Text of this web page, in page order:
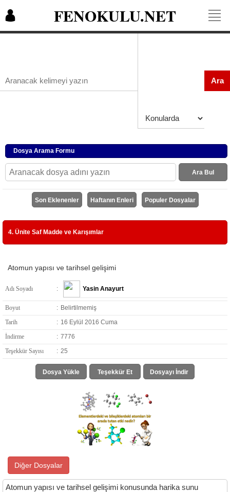
FENOKULU.NET
Ara
Dosya Arama Formu
Ara Bul
Son Eklenenler Haftanın Enleri Populer Dosyalar
4. Ünite Saf Madde ve Karışımlar
Atomun yapısı ve tarihsel gelişimi
Adı Soyadı : Yasin Anayurt
Boyut : Belirtilmemiş
Tarih
: 16 Eylül 2016 Cuma
İndirme
: 7776
Teşekkür Sayısı
: 25
Dosya Yükle Teşekkür Et Dosyayı İndir
Diğer Dosyalar
Atomun yapısı ve tarihsel gelişimi konusunda harika sunu